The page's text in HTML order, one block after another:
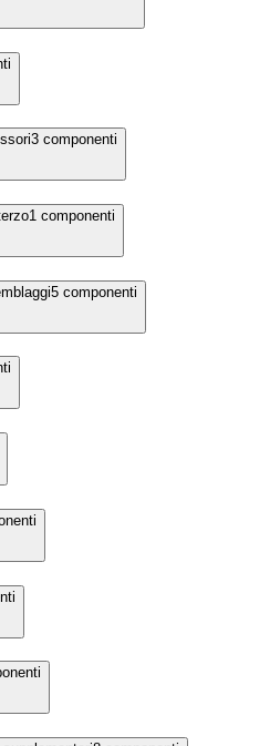
3 componenti
1 componenti
5 componenti